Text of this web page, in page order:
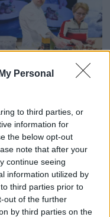
Personal
to third parties, or
information for
the below opt-out
note that after your
continue seeing
information utilized by
third parties prior to
out of the further
by third parties on the